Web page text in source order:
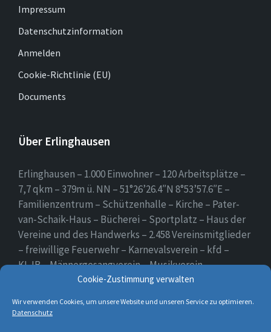
Cookie-Zustimmung verwalten
Wir verwenden Cookies, um unsere Website und unseren Service zu optimieren.
Datenschutz
Impressum
Datenschutzinformation
Anmelden
Cookie-Richtlinie (EU)
Documents
Über Erlinghausen
Erlinghausen – 1.000 Einwohner – 120 Arbeitsplätze –
7,7 qkm – 379m ü. NN – 51°26’26.4″N 8°53’57.6″E –
Familienzentrum – Schützenhalle – Kirche – Pater-
van-Schaik-Haus – Bücherei – Sportplatz – Haus der
Vereine und des Handwerks – 2.458 Vereinsmitglieder
– freiwillige Feuerwehr – Karnevalsverein – kfd –
KLJB – Männergesangverein – Musikverein –
Schützenverein – Sportverein – Use Erlingsen – das